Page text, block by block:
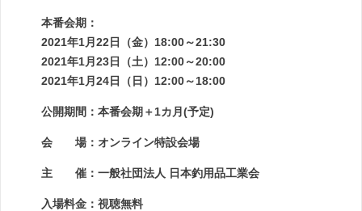
本番会期：
2021年1月22日（金）18:00～21:30
2021年1月23日（土）12:00～20:00
2021年1月24日（日）12:00～18:00
公開期間：本番会期＋1カ月(予定)
会 場：オンライン特設会場
主 催：一般社団法人 日本釣用品工業会
入場料金：視聴無料